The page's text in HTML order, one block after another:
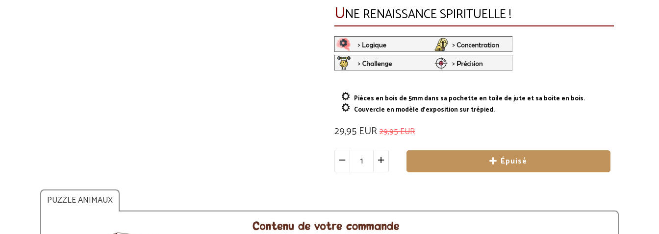
UNE RENAISSANCE SPIRITUELLE !
Pièces en bois de 5mm dans sa pochette en toile de jute et sa boite en bois.
Couvercle en modèle d'exposition sur trépied.
29,95 EUR29,95 EUR
Épuisé
PUZZLE ANIMAUX